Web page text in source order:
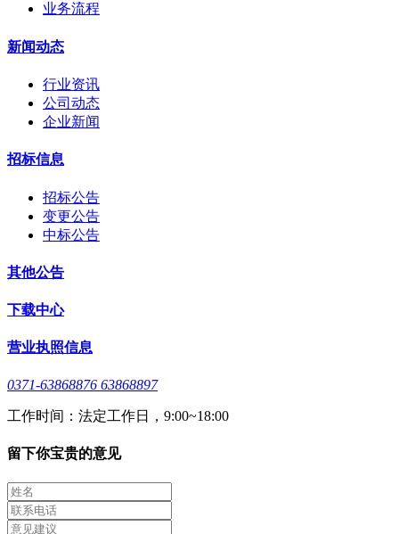
业务流程
新闻动态
行业资讯
公司动态
企业新闻
招标信息
招标公告
变更公告
中标公告
其他公告
下载中心
营业执照信息
0371-63868876 63868897
工作时间：法定工作日，9:00~18:00
留下你宝贵的意见